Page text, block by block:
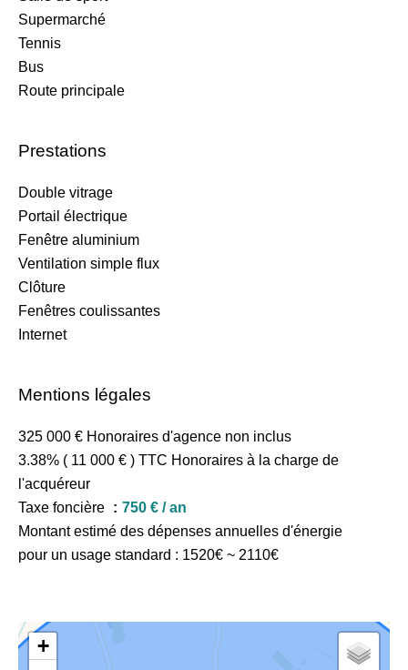
Supermarché
Tennis
Bus
Route principale
Prestations
Double vitrage
Portail électrique
Fenêtre aluminium
Ventilation simple flux
Clôture
Fenêtres coulissantes
Internet
Mentions légales
325 000 € Honoraires d'agence non inclus
3.38% ( 11 000 € ) TTC Honoraires à la charge de
l'acquéreur
Taxe foncière
750 € / an
Montant estimé des dépenses annuelles d'énergie
pour un usage standard : 1520€ ~ 2110€
+